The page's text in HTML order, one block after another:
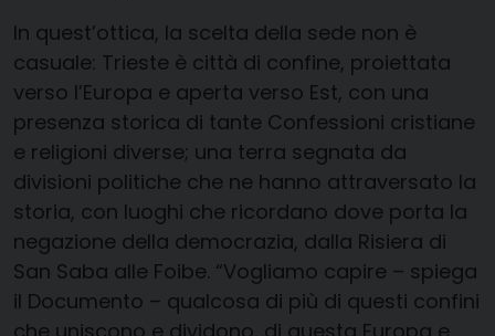
In quest’ottica, la scelta della sede non è
casuale: Trieste è città di confine, proiettata
verso l’Europa e aperta verso Est, con una
presenza storica di tante Confessioni cristiane
e religioni diverse; una terra segnata da
divisioni politiche che ne hanno attraversato la
storia, con luoghi che ricordano dove porta la
negazione della democrazia, dalla Risiera di
San Saba alle Foibe. “Vogliamo capire – spiega
il Documento – qualcosa di più di questi confini